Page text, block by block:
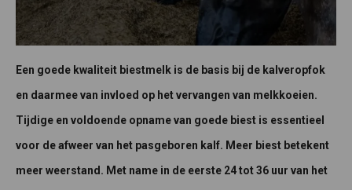
Een goede kwaliteit biestmelk is de basis bij de kalveropfok
en daarmee van invloed op het vervangen van melkkoeien.
Tijdige en voldoende opname van goede biest is essentieel
voor de afweer van het pasgeboren kalf. Meer biest betekent
meer weerstand. Met name in de eerste 24 tot 36 uur van het